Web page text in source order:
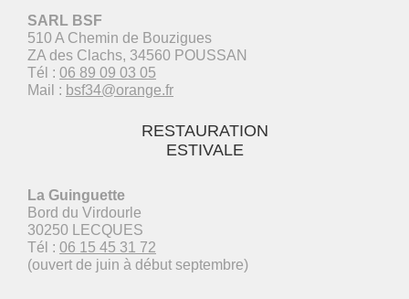
SARL BSF
510 A Chemin de Bouzigues
ZA des Clachs, 34560 POUSSAN
Tél : 06 89 09 03 05
Mail : bsf34@orange.fr
RESTAURATION
ESTIVALE
La Guinguette
Bord du Virdourle
30250 LECQUES
Tél : 06 15 45 31 72
(ouvert de juin à début septembre)